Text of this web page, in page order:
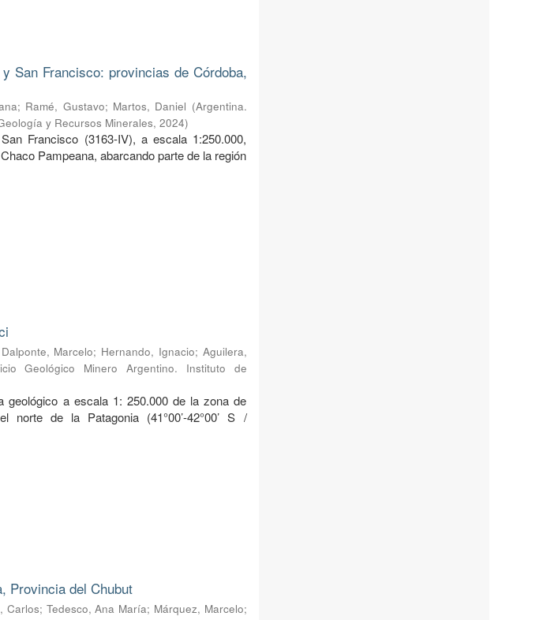
San Francisco: provincias de Córdoba,
; Ramé, Gustavo; Martos, Daniel (Argentina.
y Recursos Minerales,2024)
Francisco (3163-IV), a escala 1:250.000,
Pampeana, abarcando parte de la región
Dalponte, Marcelo; Hernando, Ignacio; Aguilera,
Geológico Minero Argentino. Instituto de
geológico a escala 1: 250.000 de la zona de
de la Patagonia (41°00’-42°00’ S /
Provincia del Chubut
Carlos; Tedesco, Ana María; Márquez, Marcelo;